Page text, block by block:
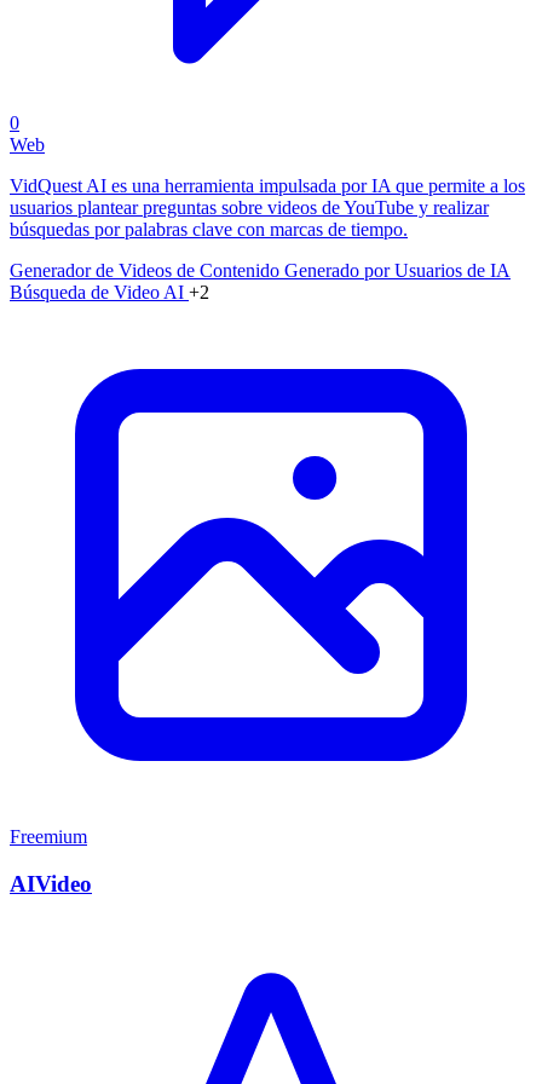
0
Web
VidQuest AI es una herramienta impulsada por IA que permite a los
usuarios plantear preguntas sobre videos de YouTube y realizar
búsquedas por palabras clave con marcas de tiempo.
Generador de Videos de Contenido Generado por Usuarios de IA
Búsqueda de Video AI +2
Freemium
AIVideo